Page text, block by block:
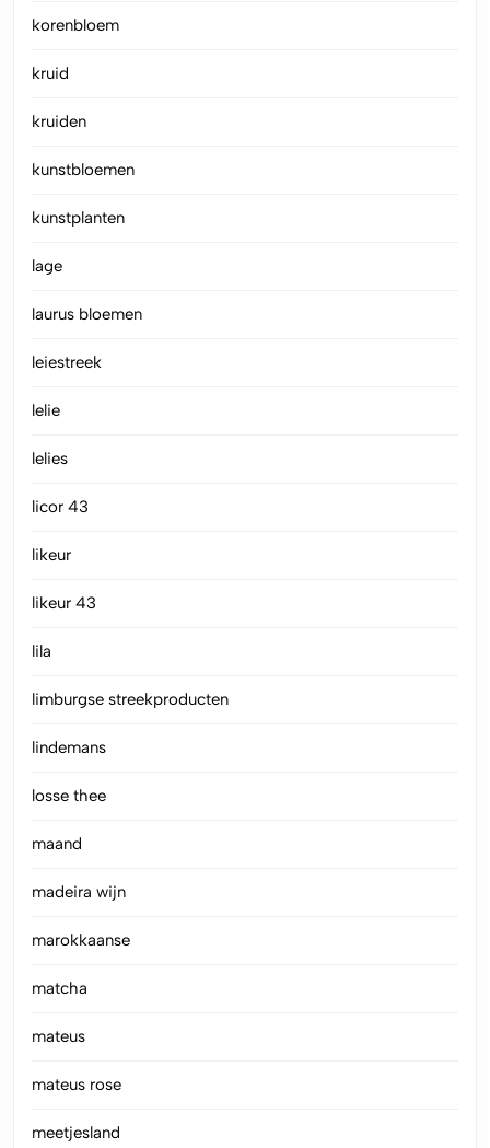
korenbloem
kruid
kruiden
kunstbloemen
kunstplanten
lage
laurus bloemen
leiestreek
lelie
lelies
licor 43
likeur
likeur 43
lila
limburgse streekproducten
lindemans
losse thee
maand
madeira wijn
marokkaanse
matcha
mateus
mateus rose
meetjesland